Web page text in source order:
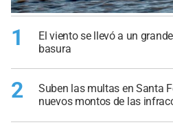
1
El viento se llevó a un
basura
2
Suben las multas en Santa
nuevos montos de las